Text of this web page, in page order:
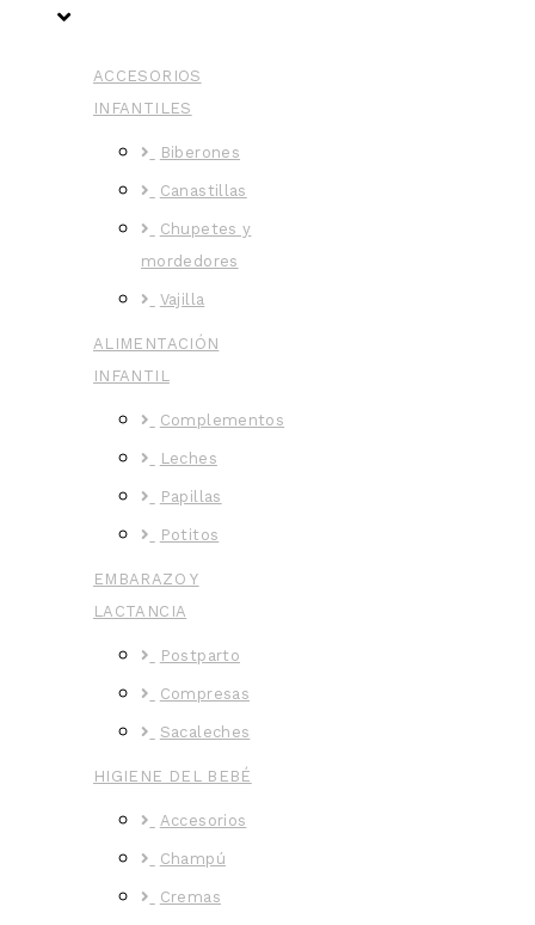
ACCESORIOS
INFANTILES
Biberones
Canastillas
Chupetes y
mordedores
Vajilla
ALIMENTACIÓN
INFANTIL
Complementos
Leches
Papillas
Potitos
EMBARAZO Y
LACTANCIA
Postparto
Compresas
Sacaleches
HIGIENE DEL BEBÉ
Accesorios
Champú
Cremas